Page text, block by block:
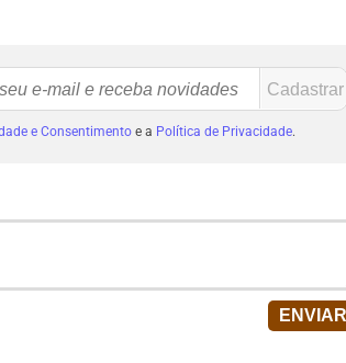
e Consentimentoe a Política de Privacidade.